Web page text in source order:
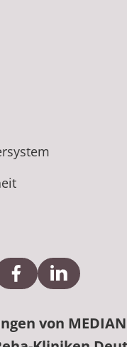
zu Instagram
Verlinkung zu
ExterneExterne
von